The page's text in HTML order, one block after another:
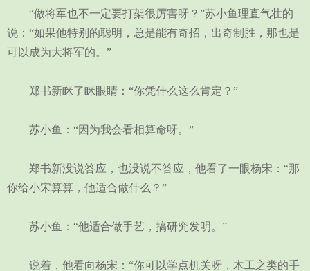
“做将军也不一定要打架很厉害呀？”苏小鱼理直气壮的
说：“如果他特别的聪明，总是能有奇招，出奇制胜，那也是
可以成为大将军的。”
郑书新眯了眯眼睛：“你凭什么这么肯定？”
苏小鱼：“因为我会看相算命呀。”
郑书新没说答应，也没说不答应，他看了一眼杨宋：“那
你给小宋算算，他适合做什么？”
苏小鱼：“他适合做手艺，搞研究发明。”
说着，他看向杨宋：“你可以学点机关呀，木工之类的手